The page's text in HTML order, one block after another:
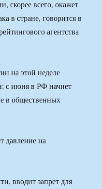
скорее всего, окажет
в стране, говорится в
агентства
на этой неделе
с июня в РФ начнет
в общественных
вводит запрет для